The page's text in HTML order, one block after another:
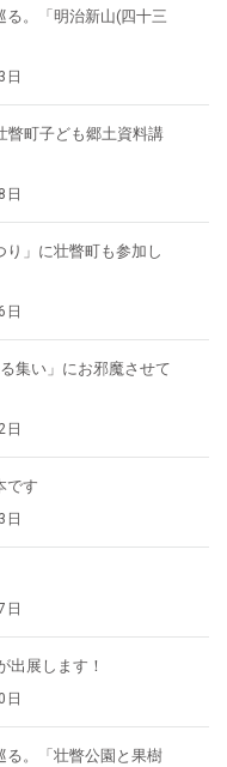
。「明治新山(四十三
瞥町子ども郷土資料講
り」に壮瞥町も参加し
集い」にお邪魔させて
です
出展します！
る。「壮瞥公園と果樹